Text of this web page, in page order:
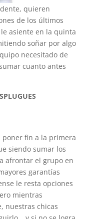
quieren
de los últimos
asiente en la quinta
soñar por algo
necesitado de
cuanto antes
fin a la primera
siendo sumar los
afrontar el grupo en
garantías
le resta opciones
mientras
nuestras chicas